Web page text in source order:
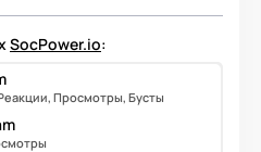
SocPower.io:
Просмотры, Бусты